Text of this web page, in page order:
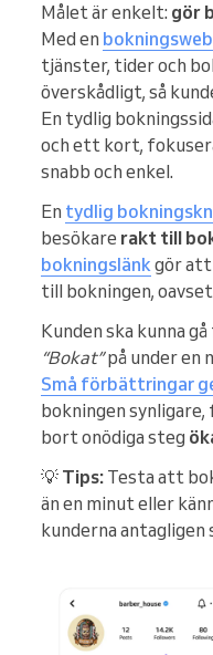
Målet är enkelt: gör
Med en
tjänster, tider och
överskådligt, så
En tydlig
och ett kort,
snabb och enkel.
En tydlig
besökare rakt till
bokningslänkgör att
till bokningen,
Kunden ska kunna
“Bokat”på under en
Små förbättringar
bokningen
bort onödiga steg
💡 Tips: Testa att
än en minut eller
kunderna antagligen